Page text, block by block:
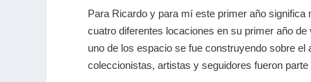
Para Ricardo y para mí este primer año
cuatro diferentes locaciones en su primer año
uno de los espacio se fue construyendo sobre
coleccionistas, artistas y seguidores fueron